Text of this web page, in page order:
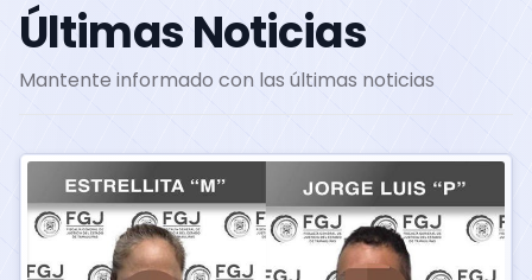
Últimas Noticias
Mantente informado con las últimas noticias